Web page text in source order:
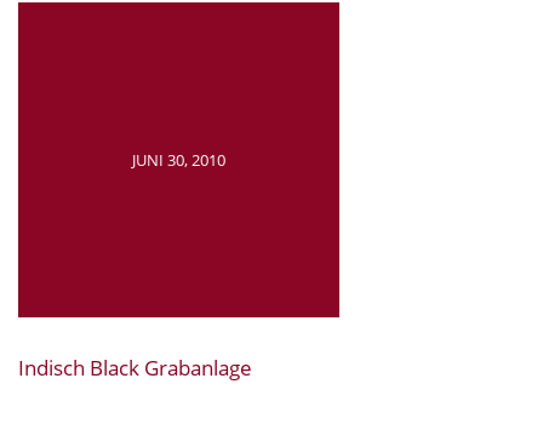
JUNI 30, 2010
Indisch Black Grabanlage